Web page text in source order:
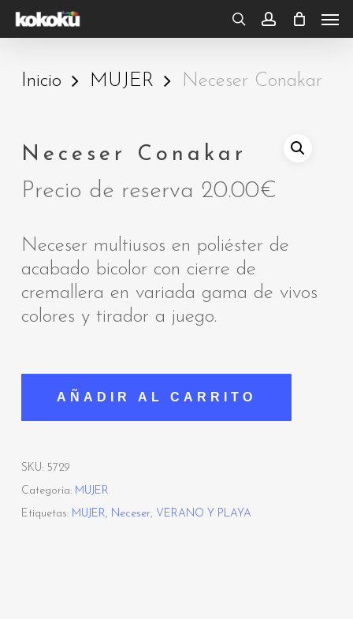
Skip
to
content
searchaccount
Inicio MUJER Neceser Conakar
Neceser Conakar
Precio de reserva 20.00€
Neceser multiusos en poliéster de
acabado bicolor con cierre de
cremallera en variada gama de vivos
colores y tirador a juego.
AÑADIR AL CARRITO
SKU: 5729
Categoría: MUJER
Etiquetas: MUJER, Neceser, VERANO Y PLAYA